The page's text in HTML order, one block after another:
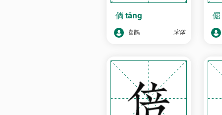
倘 tǎng
喜鹊 宋体
倔